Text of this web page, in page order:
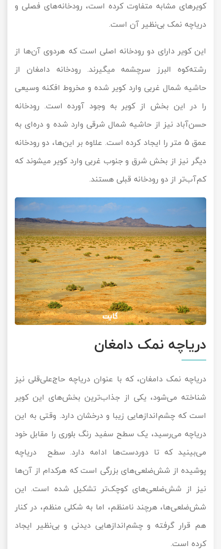
کویرهای مشابه متفاوت کرده است، رودخانه‌های فصلی و
دریاچه نمک بی‌نظیر آن است.
این کویر دارای دو رودخانه اصلی است که هردوی آن‌ها از
رشته‌کوه البرز سرچشمه می‎گیرند. رودخانه دامغان از
حاشیه شمال غربی وارد کویر شده و مخروط افکنه وسیعی
را در این بخش از کویر به وجود آورده است. رودخانه
حسن‌آباد نیز از حاشیه شمال شرقی وارد شده و دره‌ای به
عمق 5 متر را ایجاد کرده است. علاوه بر این‌ها، دو رودخانه
دیگر نیز از بخش شرق و جنوب غربی وارد کویر می‏شوند که
کم‌آب‌تر از دو رودخانه قبلی هستند.
دریاچه نمک دامغان
دریاچه نمک دامغان­، که با عنوان دریاچه حاج‌علی‌قلی نیز
شناخته می‌شود، یکی از جذاب‌ترین بخش‌های این کویر
است که چشم‌اندازهایی زیبا و درخشان دارد. وقتی به این
دریاچه می‌رسید، یک سطح سفید رنگ بلوری را مقابل خود
می‌بینید که تا دوردست‌ها ادامه دارد. سطح دریاچه
پوشیده از شش‌ضلعی‌های بزرگی است که هرکدام از آن‌ها
نیز از شش‌ضلعی‌های کوچک‌تر تشکیل شده است. این
شش‌ضلعی‌ها، هرچند نامنظم، اما به شکلی منظم، در کنار
هم قرار گرفته و چشم‌اندازهایی دیدنی و بی‌نظیر ایجاد
کرده است.